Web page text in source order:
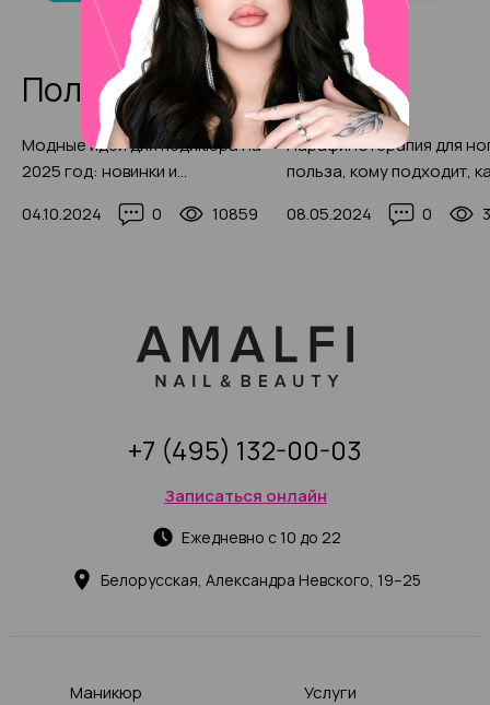
Полезные статьи
Модные идеи для педикюра на
2025 год: новинки и
04.10.2024 0 10859
Парафинотерапия для
польза, кому подходит,
с фото-примерами
08.05.2024 0
Белорусская, Александра Невского, 19–25
Ежедневно с 10 до 22
Записаться онлайн
+7 (495) 132-00-03
Маникюр
Услуги